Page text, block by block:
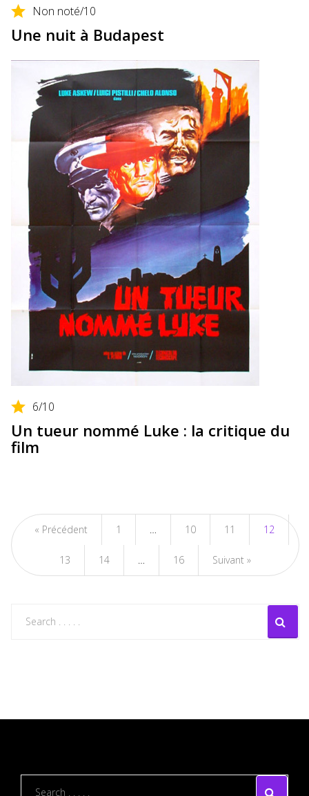
Non noté/10
Une nuit à Budapest
6/10
Un tueur nommé Luke : la critique du
film
« Précédent 1 10 11 12
13 14 16 Suivant »